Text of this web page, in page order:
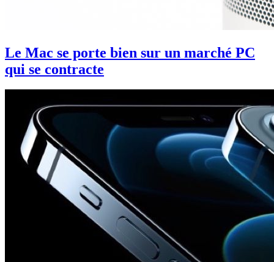
Le Mac se porte bien sur un marché PC
qui se contracte